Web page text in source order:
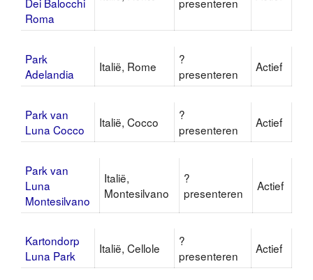
Roma
Park
Adelandia
Italië, Rome
?
presenteren
Actief
Park van
Luna Cocco
Italië, Cocco
?
presenteren
Actief
Park van
Luna
Montesilvano
Italië,
Montesilvano
?
presenteren
Actief
Kartondorp
Luna Park
Italië, Cellole
?
presenteren
Actief